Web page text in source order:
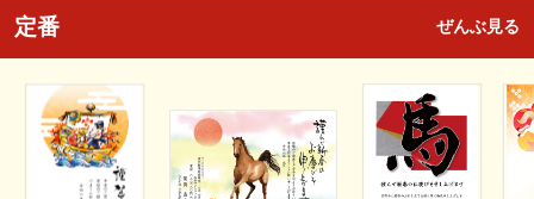
定番 ぜんぶ見る